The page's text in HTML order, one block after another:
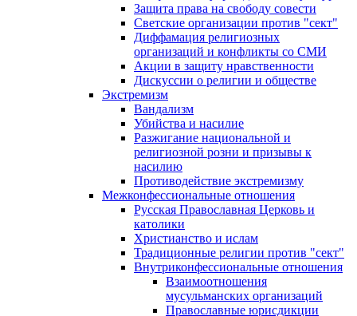
Защита права на свободу совести
Светские организации против "сект"
Диффамация религиозных
организаций и конфликты со СМИ
Акции в защиту нравственности
Дискуссии о религии и обществе
Экстремизм
Вандализм
Убийства и насилие
Разжигание национальной и
религиозной розни и призывы к
насилию
Противодействие экстремизму
Межконфессиональные отношения
Русская Православная Церковь и
католики
Христианство и ислам
Традиционные религии против "сект"
Внутриконфессиональные отношения
Взаимоотношения
мусульманских организаций
Православные юрисдикции